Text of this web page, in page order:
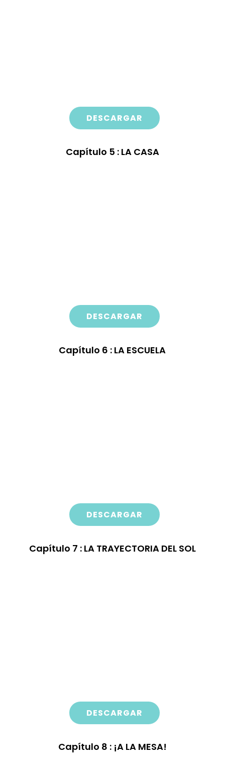
DESCARGAR
Capítulo 5 : LA CASA
DESCARGAR
Capítulo 6 : LA ESCUELA
DESCARGAR
Capítulo 7 : LA TRAYECTORIA DEL SOL
DESCARGAR
Capítulo 8 : ¡A LA MESA!